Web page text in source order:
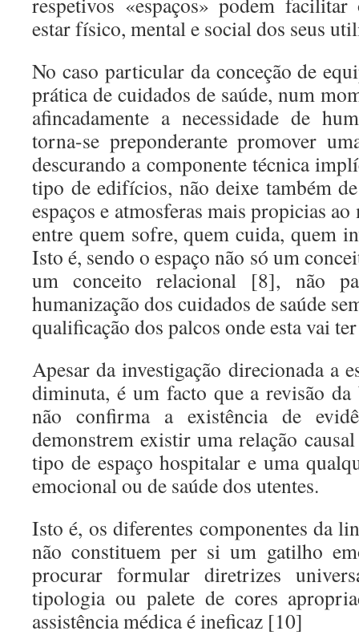
estar físico, mental e social dos seus
No caso particular da conceção de
prática de cuidados de saúde, num
afincadamente a necessidade de
torna-se preponderante promover
descurando a componente técnica
tipo de edifícios, não deixe também
espaços e atmosferas mais propicias
entre quem sofre, quem cuida, quem
Isto é, sendo o espaço não só um
um conceito relacional [8], não
humanização dos cuidados de saúde
qualificação dos palcos onde esta vai
Apesar da investigação direcionada a
diminuta, é um facto que a revisão
não confirma a existência de
demonstrem existir uma relação
tipo de espaço hospitalar e uma
emocional ou de saúde dos utentes.
Isto é, os diferentes componentes da
não constituem per si um gatilho
procurar formular diretrizes
tipologia ou palete de cores
assistência médica é ineficaz [10]